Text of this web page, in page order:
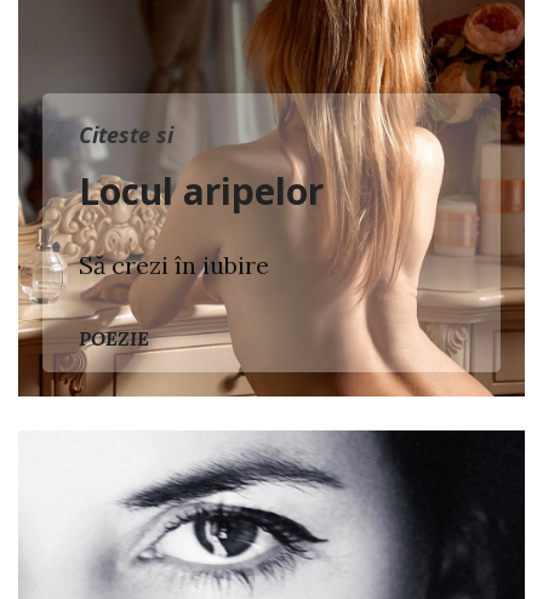
Citeste si
Locul aripelor
Să crezi în iubire
POEZIE